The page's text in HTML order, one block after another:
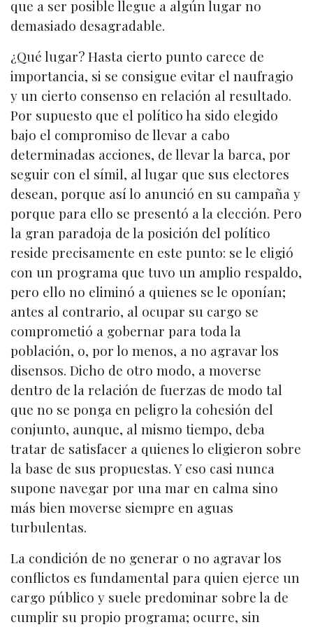
que a ser posible llegue a algún lugar no
demasiado desagradable.
¿Qué lugar? Hasta cierto punto carece de
importancia, si se consigue evitar el naufragio
y un cierto consenso en relación al resultado.
Por supuesto que el político ha sido elegido
bajo el compromiso de llevar a cabo
determinadas acciones, de llevar la barca, por
seguir con el símil, al lugar que sus electores
desean, porque así lo anunció en su campaña y
porque para ello se presentó a la elección. Pero
la gran paradoja de la posición del político
reside precisamente en este punto: se le eligió
con un programa que tuvo un amplio respaldo,
pero ello no eliminó a quienes se le oponían;
antes al contrario, al ocupar su cargo se
comprometió a gobernar para toda la
población, o, por lo menos, a no agravar los
disensos. Dicho de otro modo, a moverse
dentro de la relación de fuerzas de modo tal
que no se ponga en peligro la cohesión del
conjunto, aunque, al mismo tiempo, deba
tratar de satisfacer a quienes lo eligieron sobre
la base de sus propuestas. Y eso casi nunca
supone navegar por una mar en calma sino
más bien moverse siempre en aguas
turbulentas.
La condición de no generar o no agravar los
conflictos es fundamental para quien ejerce un
cargo público y suele predominar sobre la de
cumplir su propio programa; ocurre, sin